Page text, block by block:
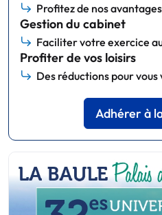
Profitez de nos
Gestion du cabinet
Faciliter votre exercice
Profiter de vos loisirs
Des réductions pour vous
Adhérer à